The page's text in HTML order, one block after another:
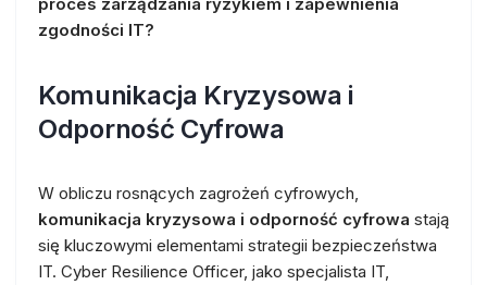
zgodności IT?
Komunikacja Kryzysowa i
Odporność Cyfrowa
W obliczu rosnących zagrożeń cyfrowych,
komunikacja kryzysowa i odporność cyfrowa stają
się kluczowymi elementami strategii bezpieczeństwa
IT. Cyber Resilience Officer, jako specjalista IT,